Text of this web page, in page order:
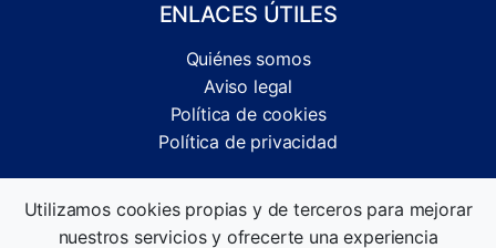
ENLACES ÚTILES
Quiénes somos
Aviso legal
Política de cookies
Política de privacidad
informativas.
Utilizamos cookies propias y de terceros para mejorar
nuestros servicios y ofrecerte una experiencia